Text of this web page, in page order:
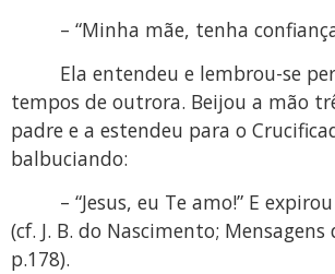
– “Minha mãe, tenha confiança
Ela entendeu e lembrou-se
tempos de outrora. Beijou a mão
padre e a estendeu para o
balbuciando:
– “Jesus, eu Te amo!” E
(cf. J. B. do Nascimento; Mensagens
p.178).